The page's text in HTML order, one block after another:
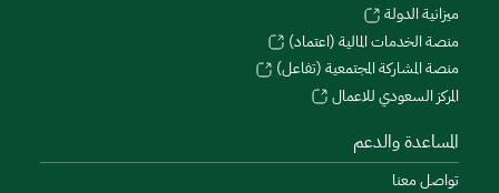
ميزانية الدولة
منصة الخدمات المالية (اعتماد)
منصة المشاركة المجتمعية (تفاعل)
المركز السعودي للاعمال
المساعدة والدعم
تواصل معنا